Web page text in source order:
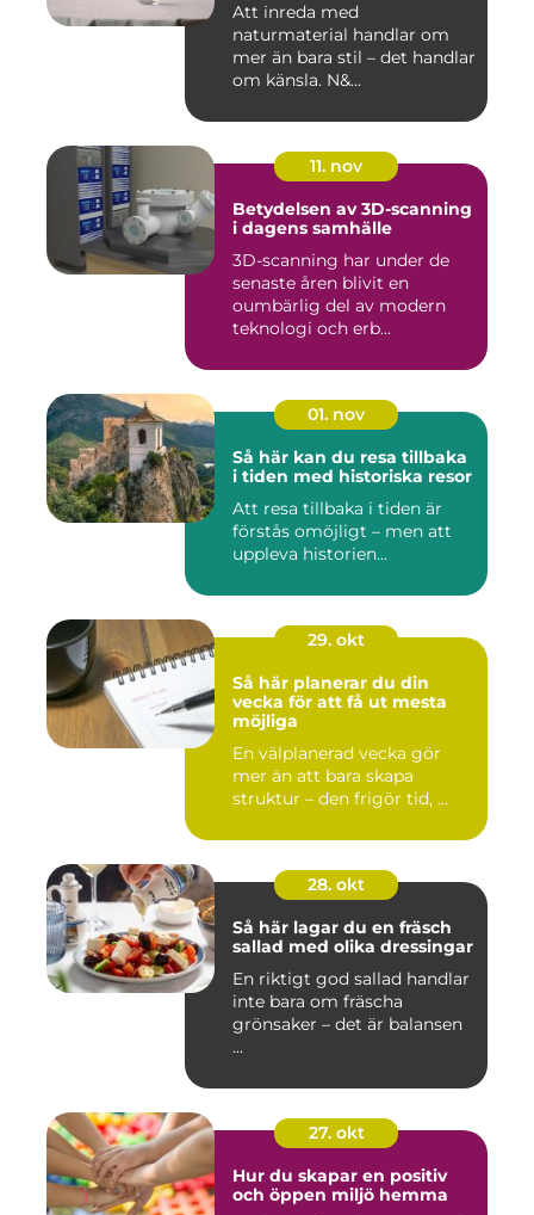
Att inreda med
naturmaterial handlar om
mer än bara stil – det handlar
om känsla. N&...
11. nov
Betydelsen av 3D-scanning
i dagens samhälle
3D-scanning har under de
senaste åren blivit en
oumbärlig del av modern
teknologi och erb...
01. nov
Så här kan du resa tillbaka
i tiden med historiska resor
Att resa tillbaka i tiden är
förstås omöjligt – men att
uppleva historien...
29. okt
Så här planerar du din
vecka för att få ut mesta
möjliga
En välplanerad vecka gör
mer än att bara skapa
struktur – den frigör tid, ...
28. okt
Så här lagar du en fräsch
sallad med olika dressingar
En riktigt god sallad handlar
inte bara om fräscha
grönsaker – det är balansen
...
27. okt
Hur du skapar en positiv
och öppen miljö hemma